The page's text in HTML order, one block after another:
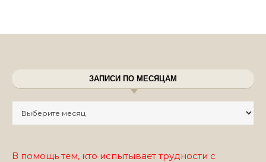
ЗАПИСИ ПО МЕСЯЦАМ
В помощь тем, кто испытывает трудности с